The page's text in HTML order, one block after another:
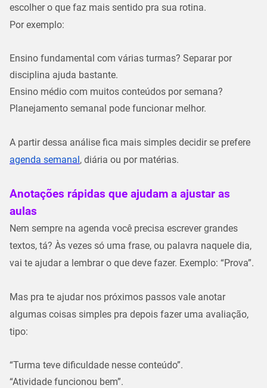
escolher o que faz mais sentido pra sua rotina.
Por exemplo:
Ensino fundamental com várias turmas? Separar por
disciplina ajuda bastante.
Ensino médio com muitos conteúdos por semana?
Planejamento semanal pode funcionar melhor.
A partir dessa análise fica mais simples decidir se prefere
agenda semanal, diária ou por matérias.
Anotações rápidas que ajudam a ajustar as
aulas
Nem sempre na agenda você precisa escrever grandes
textos, tá? Às vezes só uma frase, ou palavra naquele dia,
vai te ajudar a lembrar o que deve fazer. Exemplo: “Prova”.
Mas pra te ajudar nos próximos passos vale anotar
algumas coisas simples pra depois fazer uma avaliação,
tipo:
“Turma teve dificuldade nesse conteúdo”.
“Atividade funcionou bem”.